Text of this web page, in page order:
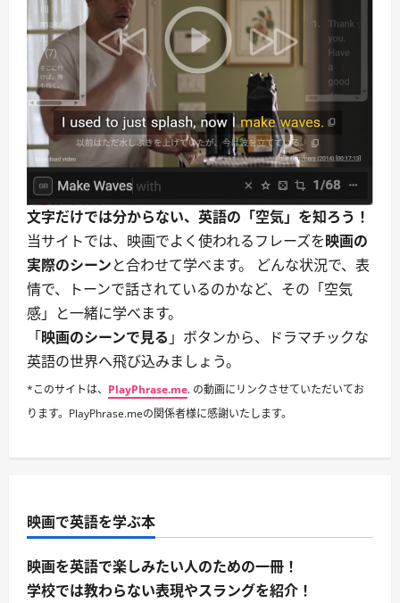
文字だけでは分からない、英語の「空気」を知ろう！
当サイトでは、映画でよく使われるフレーズを映画の
実際のシーンと合わせて学べます。 どんな状況で、表
情で、トーンで話されているのかなど、その「空気
感」と一緒に学べます。
「映画のシーンで見る 」ボタンから、ドラマチックな
英語の世界へ飛び込みましょう。
*このサイトは、 PlayPhrase.me. の動画にリンクさせていただいてお
ります。PlayPhrase.meの関係者様に感謝いたします。
映画で英語を学ぶ本
映画を英語で楽しみたい人のための一冊！
学校では教わらない表現やスラングを紹介！